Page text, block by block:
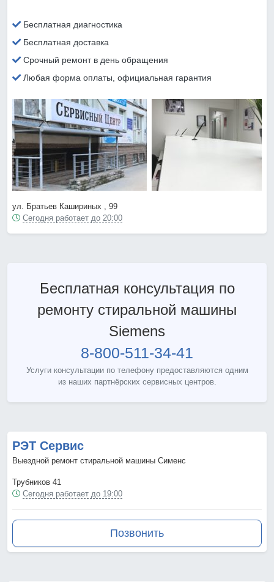
Бесплатная диагностика
Бесплатная доставка
Срочный ремонт в день обращения
Любая форма оплаты, официальная гарантия
ул. Братьев Кашириных , 99
Сегодня работает до 20:00
Бесплатная консультация по
ремонту стиральной машины
Siemens
8-800-511-34-41
Услуги консультации по телефону предоставляются одним
из наших партнёрских сервисных центров.
РЭТ Сервис
Выездной ремонт стиральной машины Сименс
Трубников 41
Сегодня работает до 19:00
Позвонить